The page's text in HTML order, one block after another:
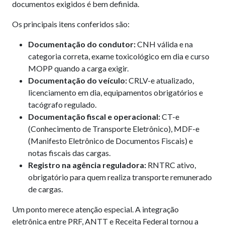
documentos exigidos é bem definida.
Os principais itens conferidos são:
Documentação do condutor:CNH válida e na
categoria correta, exame toxicológico em dia e curso
MOPP quando a carga exigir.
Documentação do veículo:CRLV-e atualizado,
licenciamento em dia, equipamentos obrigatórios e
tacógrafo regulado.
Documentação fiscal e operacional:CT-e
(Conhecimento de Transporte Eletrônico), MDF-e
(Manifesto Eletrônico de Documentos Fiscais) e
notas fiscais das cargas.
Registro na agência reguladora: RNTRC ativo,
obrigatório para quem realiza transporte remunerado
de cargas.
Um ponto merece atenção especial. A integração
eletrônica entre PRF, ANTT e Receita Federal tornou a